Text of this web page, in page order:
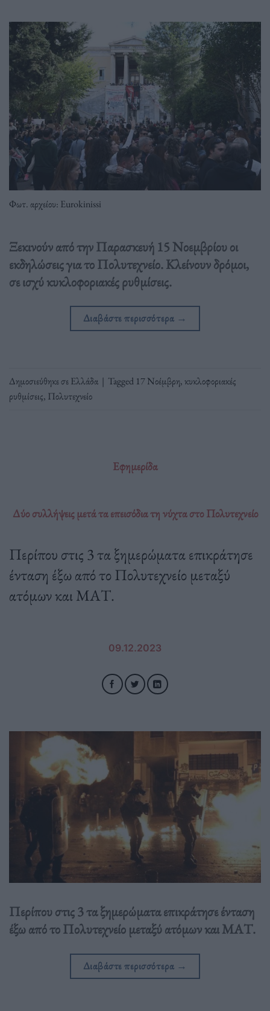
Φωτ. αρχείου: Eurokinissi
Ξεκινούν από την Παρασκευή 15 Νοεμβρίου οι
εκδηλώσεις για το Πολυτεχνείο. Κλείνουν δρόμοι,
σε ισχύ κυκλοφοριακές ρυθμίσεις.
Διαβάστε περισσότερα →
Δημοσιεύθηκε σεΕλλάδα | Tagged 17 Νοέμβρη,κυκλοφοριακές
ρυθμίσεις, Πολυτεχνείο
Εφημερίδα
Δύο συλλήψεις μετά τα επεισόδια τη νύχτα στο Πολυτεχνείο
Περίπου στις 3 τα ξημερώματα επικράτησε
ένταση έξω από το Πολυτεχνείο μεταξύ
ατόμων και ΜΑΤ.
09.12.2023
Περίπου στις 3 τα ξημερώματα επικράτησε ένταση
έξω από το Πολυτεχνείο μεταξύ ατόμων και ΜΑΤ.
Διαβάστε περισσότερα →